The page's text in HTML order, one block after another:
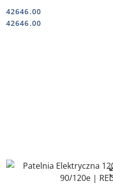
Cena:
42646.00
Cena:
42646.00